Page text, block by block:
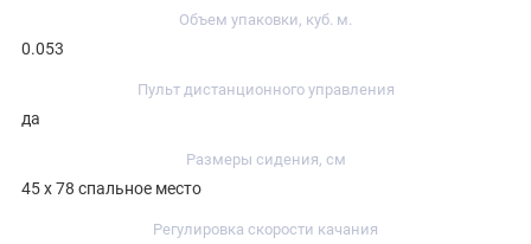
Объем упаковки, куб. м.
0.053
Пульт дистанционного управления
да
Размеры сидения, см
45 х 78 спальное место
Регулировка скорости качания